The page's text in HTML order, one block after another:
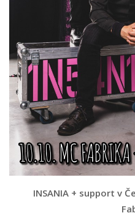
INSANIA + support v